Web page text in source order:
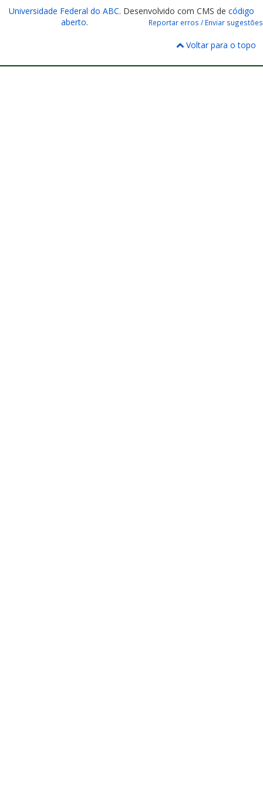
Universidade Federal do ABC. Desenvolvido com CMS de código
aberto. Reportar erros / Enviar sugestões
Voltar para o topo